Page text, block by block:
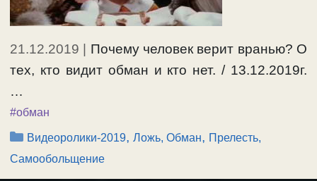
21.12.2019
Почему человек верит вранью? О
тех, кто видит обман и кто нет. / 13.12.2019г.
…
#обман
Рубрики
Видеоролики-2019,Ложь, Обман, Прелесть,
Самообольщение